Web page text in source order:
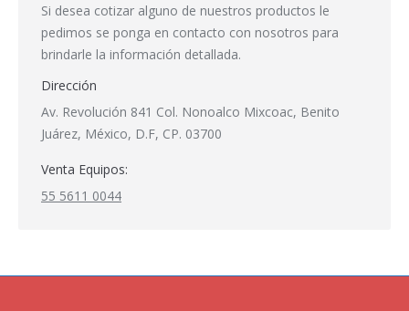
Si desea cotizar alguno de nuestros productos le
pedimos se ponga en contacto con nosotros para
brindarle la información detallada.
Dirección
Av. Revolución 841 Col. Nonoalco Mixcoac, Benito
Juárez, México, D.F, CP. 03700
Venta Equipos:
55 5611 0044